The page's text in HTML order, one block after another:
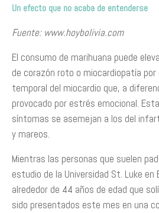
Un efecto que no acaba de entenderse
Fuente: www.hoybolivia.com
El consumo de marihuana puede
de corazón roto o miocardiopatía
temporal del miocardio que, a
provocado por estrés emocional.
síntomas se asemejan a los del
y mareos.
Mientras las personas que suelen
estudio de la Universidad St. Luke en
alrededor de 44 años de edad que
sido presentados este mes en una